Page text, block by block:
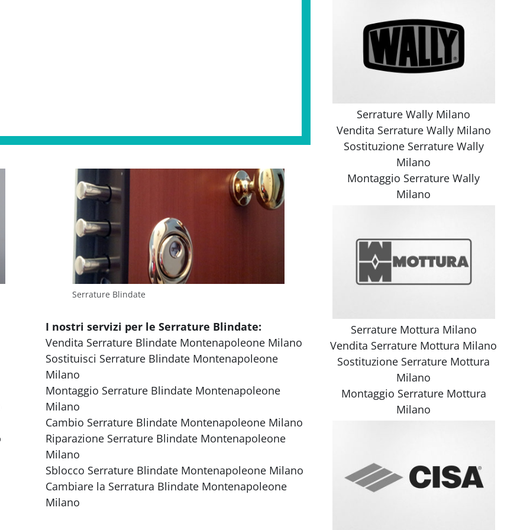
Serrature Blindate
I nostri servizi per le Serrature Blindate:
Vendita Serrature Blindate Montenapoleone Milano
Sostituisci Serrature Blindate Montenapoleone
Milano
Montaggio Serrature Blindate Montenapoleone
Milano
Cambio Serrature Blindate Montenapoleone Milano
Riparazione Serrature Blindate Montenapoleone
Milano
Sblocco Serrature Blindate Montenapoleone Milano
Cambiare la Serratura Blindate Montenapoleone
Milano
Serrature Wally Milano
Vendita Serrature Wally Milano
Sostituzione Serrature Wally
Milano
Montaggio Serrature Wally
Milano
Serrature Mottura Milano
Vendita Serrature Mottura Milano
Sostituzione Serrature Mottura
Milano
Montaggio Serrature Mottura
Milano